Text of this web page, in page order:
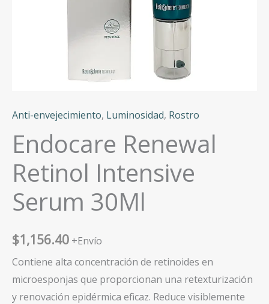
Anti-envejecimiento, Luminosidad, Rostro
Endocare Renewal
Retinol Intensive
Serum 30Ml
$1,156.40 +Envío
Contiene alta concentración de retinoides en
microesponjas que proporcionan una retexturización
y renovación epidérmica eficaz. Reduce visiblemente